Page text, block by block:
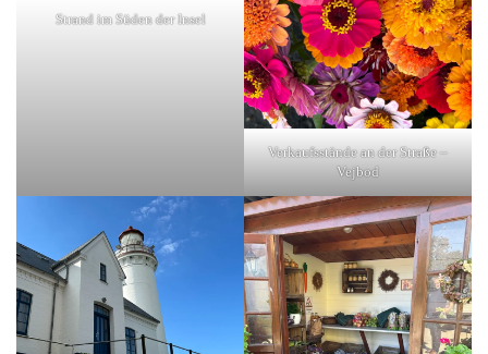
Strand im Süden der Insel
Verkaufsstände an der Straße –
Vejbod